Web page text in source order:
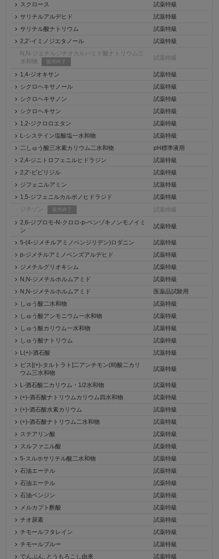
スクロース
試薬特級
サリチルアルデヒド
試薬特級
サリチル酸ナトリウム
試薬特級
2,2'-イミノジエタノール
試薬特級
N,N-ジエチルジチオカルバミド酸ナトリウム三
水和物
販売終了
試薬特級
1,4-ジオキサン
試薬特級
シクロヘキサノール
試薬特級
シクロヘキサノン
試薬特級
シクロヘキサン
試薬特級
1,2-ジクロロエタン
試薬特級
L-システイン塩酸塩一水和物
試薬特級
二しゅう酸三水素カリウム二水和物
pH標準液用
2,4-ジニトロフェニルヒドラジン
試薬特級
2,2'-ビピリジル
試薬特級
ジフェニルアミン
試薬特級
1,5-ジフェニルカルボノヒドラジド
試薬特級
ジチゾン
販売終了
試薬特級
2,6-ジブロモ-N-クロロ-p-ベンゾキノンモノイミ
ン
試薬特級
5-(4-ジメチルアミノベンジリデン)ロダニン
試薬特級
p-ジメチルアミノベンズアルデヒド
試薬特級
ジメチルグリオキシム
試薬特級
N,N-ジメチルホルムアミド
試薬特級
N,N-ジメチルホルムアミド
医薬品試験用
しゅう酸二水和物
試薬特級
しゅう酸アンモニウム一水和物
試薬特級
しゅう酸カリウム一水和物
試薬特級
しゅう酸ナトリウム
試薬特級
L(+)-酒石酸
試薬特級
ビス[(+)-タルトラト]二アンチモン(III)酸二カリ
ウム三水和物
試薬特級
L-酒石酸二カリウム・1/2水和物
試薬特級
(+)-酒石酸ナトリウムカリウム四水和物
試薬特級
(+)-酒石酸水素カリウム
試薬特級
(+)-酒石酸ナトリウム二水和物
試薬特級
ステアリン酸
試薬特級
スルファニル酸
試薬特級
5-スルホサリチル酸二水和物
試薬特級
石油エーテル
試薬特級
石油エーテル
試薬特級
石油ベンジン
試薬特級
メルカプト酢酸
試薬特級
チオ尿素
試薬特級
チモールフタレイン
試薬特級
チモールブルー
試薬特級
でんぷん, とうもろこし由来
試薬特級